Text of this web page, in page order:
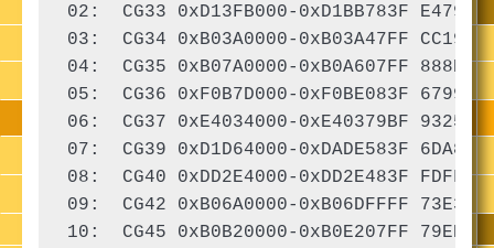
02:  CG33 0xD13FB000-0xD1BB783F E479
03:  CG34 0xB03A0000-0xB03A47FF CC19
04:  CG35 0xB07A0000-0xB0A607FF 888E
05:  CG36 0xF0B7D000-0xF0BE083F 6799
06:  CG37 0xE4034000-0xE40379BF 9325
07:  CG39 0xD1D64000-0xDADE583F 6DA8
08:  CG40 0xDD2E4000-0xDD2E483F FDFF
09:  CG42 0xB06A0000-0xB06DFFFF 73E3
10:  CG45 0xB0B20000-0xB0E207FF 79ED